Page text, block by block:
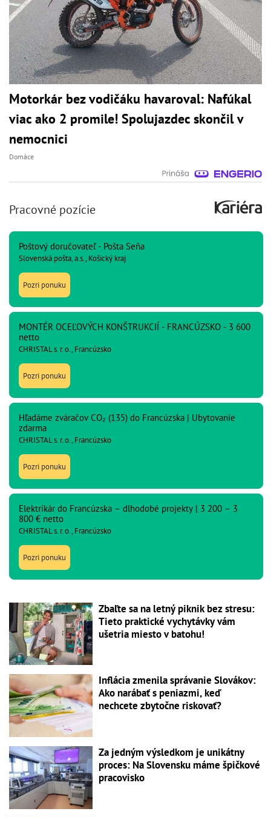
Motorkár bez vodičáku havaroval: Nafúkal
viac ako 2 promile! Spolujazdec skončil v
nemocnici
Domáce
Pracovné pozície
Poštový doručovateľ - Pošta Seňa
Slovenská pošta, a.s., Košický kraj
Pozri ponuku
MONTÉR OCEĽOVÝCH KONŠTRUKCIÍ - FRANCÚZSKO - 3 600
netto
CHRISTAL s. r. o., Francúzsko
Pozri ponuku
Hľadáme zváračov CO₂ (135) do Francúzska | Ubytovanie
zdarma
CHRISTAL s. r. o., Francúzsko
Pozri ponuku
Elektrikár do Francúzska – dlhodobé projekty | 3 200 – 3
800 € netto
CHRISTAL s. r. o., Francúzsko
Pozri ponuku
Zbaľte sa na letný piknik bez stresu:
Tieto praktické vychytávky vám
ušetria miesto v batohu!
Inflácia zmenila správanie Slovákov:
Ako narábať s peniazmi, keď
nechcete zbytočne riskovať?
Za jedným výsledkom je unikátny
proces: Na Slovensku máme špičkové
pracovisko